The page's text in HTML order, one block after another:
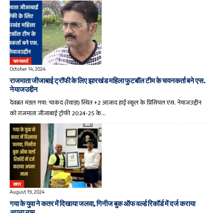
चयनकर्ता
October 14, 2024
राजमाता जीजाबाई ट्रॉफी के लिए झारखंड महिला फुटबॉल टीम के चयनकर्ता बने एस.
नेयाजउद्दीन
देवब्रत मंडल गया: चाकंद (रेवाड़ा) स्थित +2 आज़ाद हाई स्कूल के प्रिंसिपल एस. नेयाजउद्दीन
को राजमाता जीजाबाई ट्रॉफी 2024-25 के…
कतर
August 19, 2024
गया के युवा ने कतर में दिखाया जलवा, गिनीज बुक ऑफ वर्ल्ड रिकॉर्ड में दर्ज कराया